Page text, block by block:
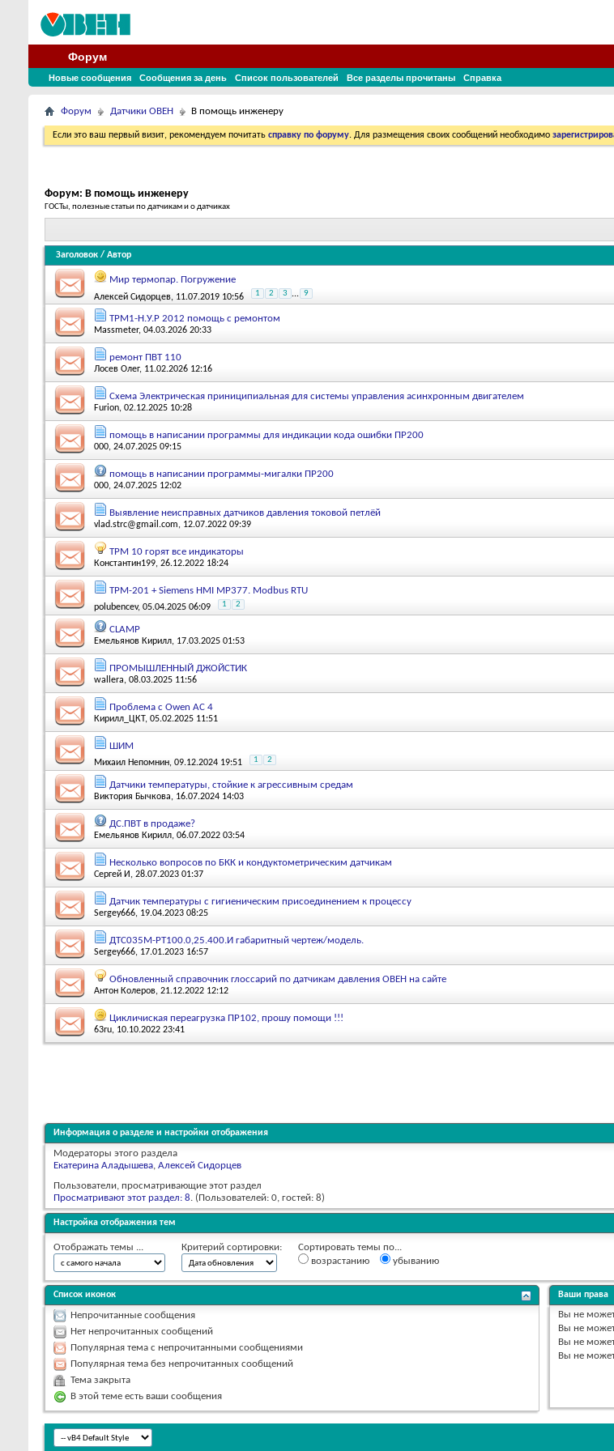
Форум
Новые сообщения Сообщения за день Список пользователей Все разделы прочитаны Справка
Форум Датчики ОВЕН В помощь инженеру
Если это ваш первый визит, рекомендуем почитать справку по форуму. Для размещения своих сообщений необходимо
Форум: В помощь инженеру
ГОСТы, полезные статьи по датчикам и о датчиках
Заголовок / Автор
Мир термопар. Погружение
Алексей Сидорцев, 11.07.2019 10:56 1 2 3 ... 9
ТРМ1-Н.У.Р 2012 помощь с ремонтом
Massmeter, 04.03.2026 20:33
ремонт ПВТ 110
Лосев Олег, 11.02.2026 12:16
Схема Электрическая приниципиальная для системы управления асинхронным двигателем
Furion, 02.12.2025 10:28
помощь в написании программы для индикации кода ошибки ПР200
000, 24.07.2025 09:15
помощь в написании программы-мигалки ПР200
000, 24.07.2025 12:02
Выявление неисправных датчиков давления токовой петлёй
vlad.strc@gmail.com, 12.07.2022 09:39
ТРМ 10 горят все индикаторы
Константин199, 26.12.2022 18:24
ТРМ-201 + Siemens HMI MP377. Modbus RTU
polubencev, 05.04.2025 06:09 1 2
CLAMP
Емельянов Кирилл, 17.03.2025 01:53
ПРОМЫШЛЕННЫЙ ДЖОЙСТИК
wallera, 08.03.2025 11:56
Проблема с Owen АС 4
Кирилл_ЦКТ, 05.02.2025 11:51
ШИМ
Михаил Непомнин, 09.12.2024 19:51 1 2
Датчики температуры, стойкие к агрессивным средам
Виктория Бычкова, 16.07.2024 14:03
ДС.ПВТ в продаже?
Емельянов Кирилл, 06.07.2022 03:54
Несколько вопросов по БКК и кондуктометрическим датчикам
Сергей И , 28.07.2023 01:37
Датчик температуры с гигиеническим присоединением к процессу
Sergey666, 19.04.2023 08:25
ДТС035М-РТ100.0,25.400.И габаритный чертеж/модель.
Sergey666, 17.01.2023 16:57
Обновленный справочник глоссарий по датчикам давления ОВЕН на сайте
Антон Колеров, 21.12.2022 12:12
Цикличиская переагрузка ПР102, прошу помощи !!!
63ru, 10.10.2022 23:41
Информация о разделе и настройки отображения
Модераторы этого раздела
Екатерина Аладышева, Алексей Сидорцев
Пользователи, просматривающие этот раздел
Просматривают этот раздел: 8. (Пользователей: 0, гостей: 8)
Настройка отображения тем
Отображать темы ... Критерий сортировки:
Сортировать темы по...
возрастанию
убыванию
Список иконок
Непрочитанные сообщения
Нет непрочитанных сообщений
Популярная тема с непрочитанными сообщениями
Популярная тема без непрочитанных сообщений
Тема закрыта
В этой теме есть ваши сообщения
Ваши права
Вы не
Вы не
Вы не
Вы не